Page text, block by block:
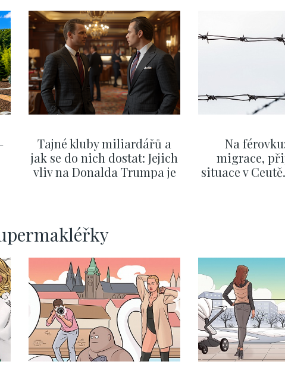
Tajné kluby miliardářů a
jak se do nich dostat: Jejich
vliv na Donalda Trumpa je
Na
migrace,
situace v